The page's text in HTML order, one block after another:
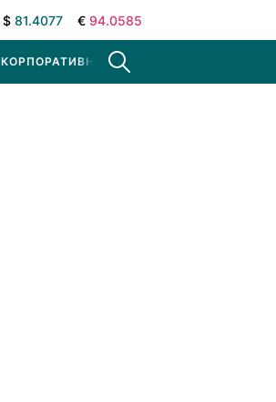
$ 81.4077 € 94.0585
КОРПОРАТИВНЫЕ НОВОСТИ